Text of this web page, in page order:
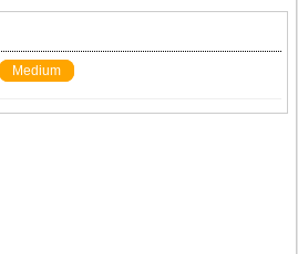
Medium